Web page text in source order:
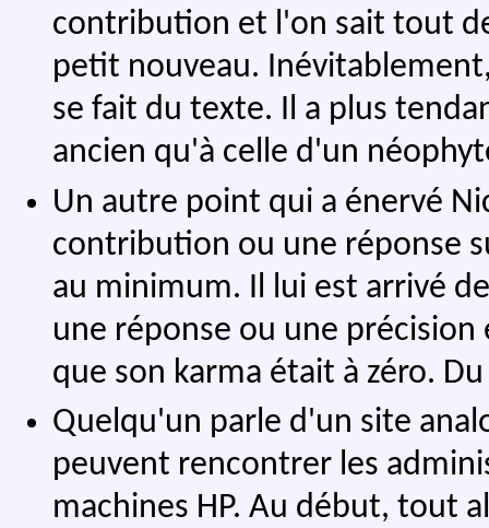
contribution et l'on sait tout
petit nouveau.
se fait du texte. Il a plus
ancien qu'à celle d'un
Un autre point qui a énervé
contribution ou une réponse
au minimum. Il lui est arrivé
une réponse ou une
que son karma était à zéro.
Quelqu'un parle d'un site
peuvent rencontrer les
machines HP. Au début, tout